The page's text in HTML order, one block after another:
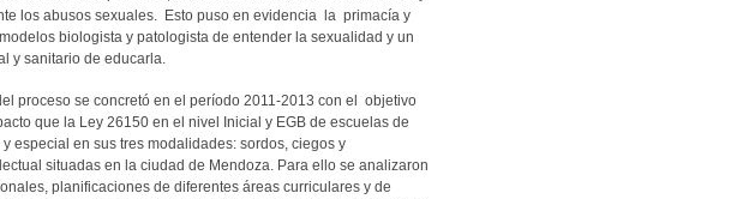
los abusos sexuales. Esto puso en evidencia la primacía y
biologista y patologista de entender la sexualidad y un
y sanitario de educarla.
proceso se concretó en el período 2011-2013 con el objetivo
que la Ley 26150 en el nivel Inicial y EGB de escuelas de
especial en sus tres modalidades: sordos, ciegos y
situadas en la ciudad de Mendoza. Para ello se analizaron
planificaciones de diferentes áreas curriculares y de